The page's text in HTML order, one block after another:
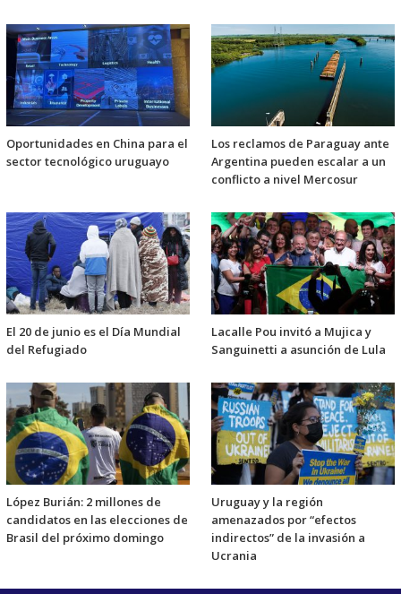
Oportunidades en China para el
sector tecnológico uruguayo
Los reclamos de Paraguay ante
Argentina pueden escalar a un
conflicto a nivel Mercosur
El 20 de junio es el Día Mundial
del Refugiado
Lacalle Pou invitó a Mujica y
Sanguinetti a asunción de Lula
López Burián: 2 millones de
candidatos en las elecciones de
Brasil del próximo domingo
Uruguay y la región
amenazados por “efectos
indirectos” de la invasión a
Ucrania